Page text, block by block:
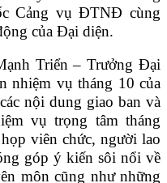
Cảng vụ ĐTNĐ cùng
của Đại diện.
Triển – Trưởng Đại
nhiệm vụ tháng 10 của
nội dung giao ban và
vụ trọng tâm tháng
viên chức, người lao
góp ý kiến sôi nổi về
môn cũng như những